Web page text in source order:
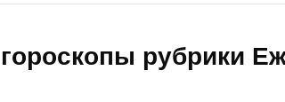
рубрики